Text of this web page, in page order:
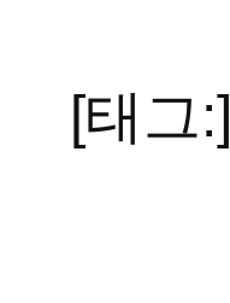
[태그:]